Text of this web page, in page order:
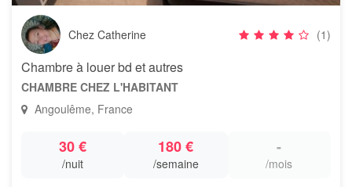
Chez Catherine (1)
Chambre à louer bd et autres
CHAMBRE CHEZ L'HABITANT
Angoulême, France
30 €
/nuit
180 €
/semaine
-
/mois